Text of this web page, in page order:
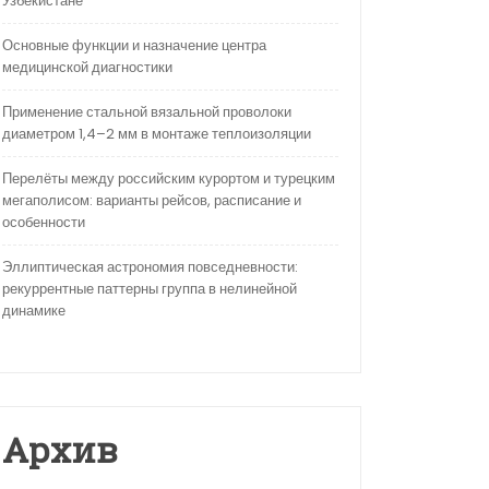
Основные функции и назначение центра
медицинской диагностики
Применение стальной вязальной проволоки
диаметром 1,4–2 мм в монтаже теплоизоляции
Перелёты между российским курортом и турецким
мегаполисом: варианты рейсов, расписание и
особенности
Эллиптическая астрономия повседневности:
рекуррентные паттерны группа в нелинейной
динамике
Архив